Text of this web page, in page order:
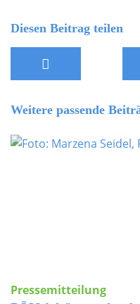
Diesen Beitrag teilen
Weitere passende
Pressemitteilung